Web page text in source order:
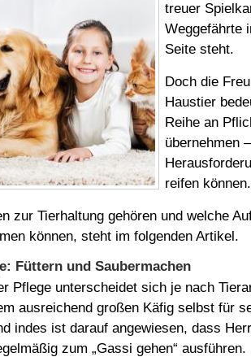
treuer
Weggefährte
Seite steht.
Doch die
Haustier
Reihe an
übernehmen
reifen können.
zur Tierhaltung gehören und welche
können, steht im folgenden Artikel.
Füttern und Saubermachen
Pflege unterscheidet sich je nach
ausreichend großen Käfig selbst für
indes ist darauf angewiesen, dass
zum „Gassi gehen“ ausführen.